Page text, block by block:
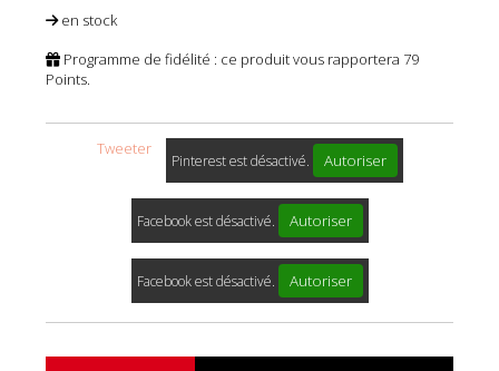
en stock
Programme de fidélité : ce produit vous rapportera 79
Points.
Tweeter
Pinterest est désactivé. Autoriser
Facebook est désactivé. Autoriser
Facebook est désactivé. Autoriser